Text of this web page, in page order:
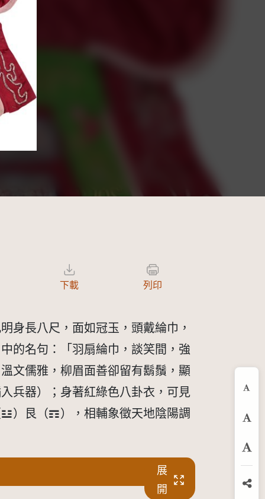
下載 列印
身長八尺，面如冠玉，頭戴綸巾，
的名句：「羽扇綸巾，談笑間，強
文儒雅，柳眉面善卻留有鬍鬚，顯
兵器）；身著紅綠色八卦衣，可見
）艮（☶），相輔象徵天地陰陽調
展
開
放
分